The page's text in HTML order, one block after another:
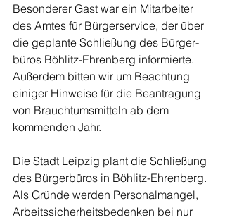
Besonderer Gast war ein Mitarbeiter
des Amtes für Bürgerservice, der über
die geplante Schließung des Bürger­
büros Böhlitz-Ehrenberg infor­mier­te.
Außerdem bitten wir um Beachtung
einiger Hinweise für die Beantragung
von Brauch­tums­mitteln ab dem
kommenden Jahr.
Die Stadt Leipzig plant die Schließung
des Bürgerbüros in Böhlitz-Ehrenberg.
Als Gründe werden Personalmangel,
Arbeits­sicherheitsbedenken bei nur